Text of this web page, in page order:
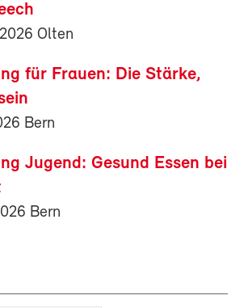
Olten
für Frauen: Die Stärke,
Bern
Jugend: Gesund Essen bei
Bern